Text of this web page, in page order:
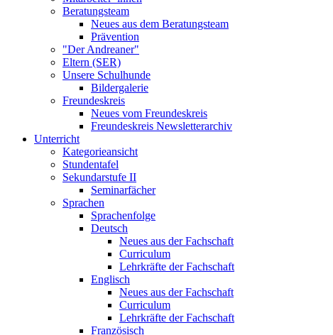
Beratungsteam
Neues aus dem Beratungsteam
Prävention
"Der Andreaner"
Eltern (SER)
Unsere Schulhunde
Bildergalerie
Freundeskreis
Neues vom Freundeskreis
Freundeskreis Newsletterarchiv
Unterricht
Kategorieansicht
Stundentafel
Sekundarstufe II
Seminarfächer
Sprachen
Sprachenfolge
Deutsch
Neues aus der Fachschaft
Curriculum
Lehrkräfte der Fachschaft
Englisch
Neues aus der Fachschaft
Curriculum
Lehrkräfte der Fachschaft
Französisch